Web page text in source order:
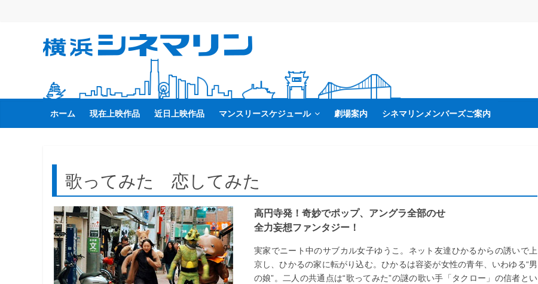
ス
ッ
横
浜
シ
ネ
マ
リ
ン
ホーム 現在上映作品 近日上映作品 マンスリースケジュール 劇場案内 シネマリンメンバーズご案内
歌ってみた 恋してみた
高円寺発！奇妙でポップ、アングラ全部のせ
全力妄想ファンタジー！
実家でニート中のサブカル女子ゆうこ。ネット友達ひかるからの誘いで上
京し、ひかるの家に転がり込む。ひかるは容姿が女性の青年、いわゆる“男
の娘”。二人の共通点は“歌ってみた”の謎の歌い手「タクロー」の信者とい